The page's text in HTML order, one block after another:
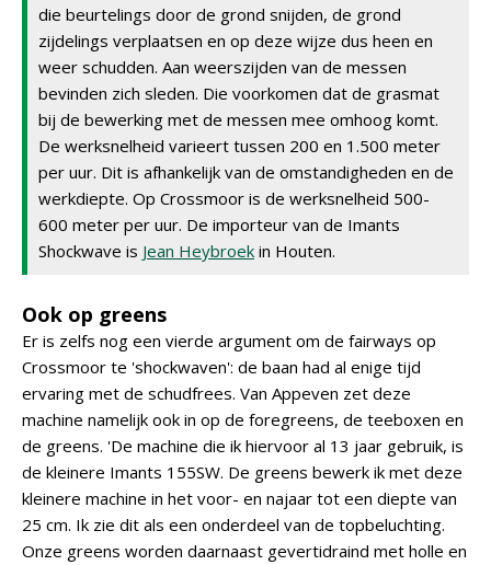
die beurtelings door de grond snijden, de grond
zijdelings verplaatsen en op deze wijze dus heen en
weer schudden. Aan weerszijden van de messen
bevinden zich sleden. Die voorkomen dat de grasmat
bij de bewerking met de messen mee omhoog komt.
De werksnelheid varieert tussen 200 en 1.500 meter
per uur. Dit is afhankelijk van de omstandigheden en de
werkdiepte. Op Crossmoor is de werksnelheid 500-
600 meter per uur. De importeur van de Imants
Shockwave is Jean Heybroek in Houten.
Ook op greens
Er is zelfs nog een vierde argument om de fairways op
Crossmoor te 'shockwaven': de baan had al enige tijd
ervaring met de schudfrees. Van Appeven zet deze
machine namelijk ook in op de foregreens, de teeboxen en
de greens. 'De machine die ik hiervoor al 13 jaar gebruik, is
de kleinere Imants 155SW. De greens bewerk ik met deze
kleinere machine in het voor- en najaar tot een diepte van
25 cm. Ik zie dit als een onderdeel van de topbeluchting.
Onze greens worden daarnaast gevertidraind met holle en